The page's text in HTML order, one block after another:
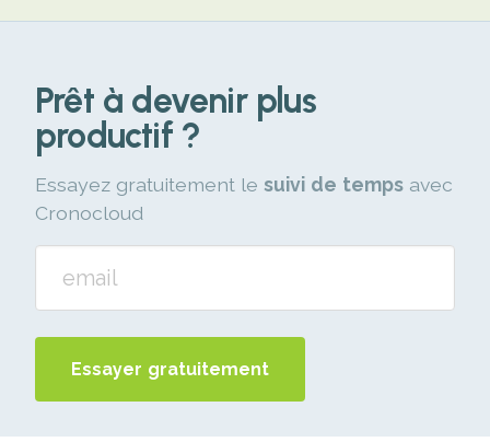
Prêt à devenir plus
productif ?
Essayez gratuitement le suivi de temps avec
Cronocloud
Essayer gratuitement